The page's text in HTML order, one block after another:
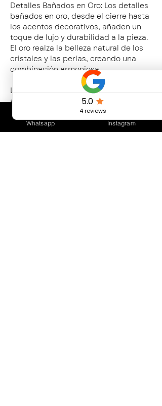
Detalles Bañados en Oro: Los detalles
bañados en oro, desde el cierre hasta
los acentos decorativos, añaden un
toque de lujo y durabilidad a la pieza.
El oro realza la belleza natural de los
cristales y las perlas, creando una
combinación armoniosa.
Largo del collar : 35 cms + 5 cms de
alargue.
Medida cristales: 3 mm
Medida Perlas aprox: 9 mm de
diametro
Whatsapp Instagram